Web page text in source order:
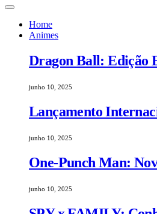
Home
Animes
Dragon Ball: Edição
junho 10, 2025
Lançamento
junho 10, 2025
One-Punch Man:
junho 10, 2025